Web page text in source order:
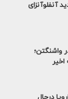
آنفلوآنزای
واشنگتن؛